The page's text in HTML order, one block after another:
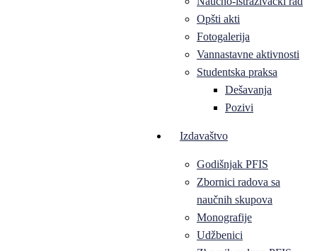
Opšti akti
Fotogalerija
Vannastavne aktivnosti
Studentska praksa
Dešavanja
Pozivi
Izdavaštvo
Godišnjak PFIS
Zbornici radova sa
naučnih skupova
Monografije
Udžbenici